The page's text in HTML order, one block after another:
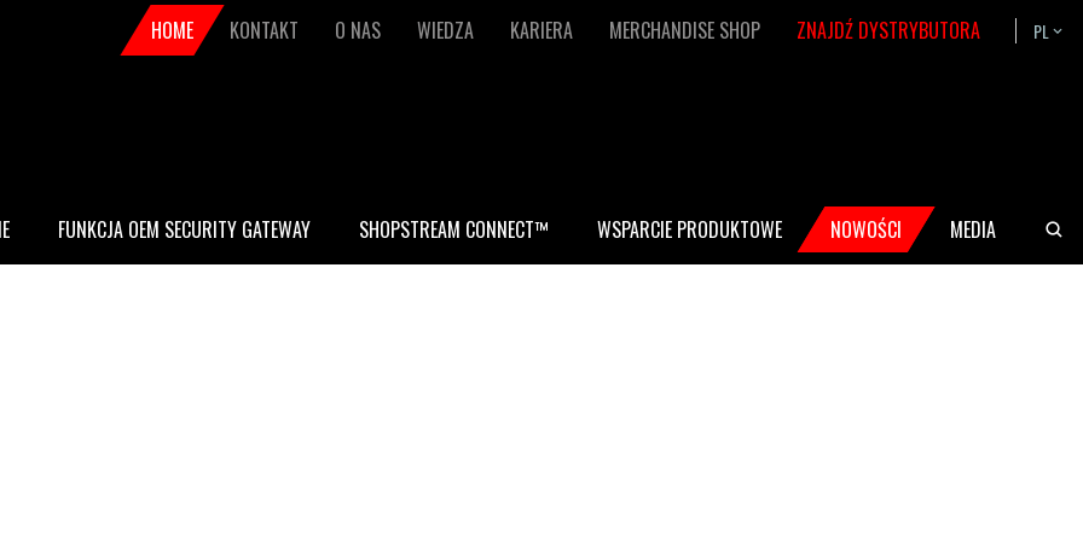
Secondary
HOME KONTAKT O NAS WIEDZA KARIERA MERCHANDISE SHOP ZNAJDŹ DYSTRYBUTORA PL
FUNKCJA OEM SECURITY GATEWAY SHOPSTREAM CONNECT™ WSPARCIE PRODUKTOWE NOWOŚCI MEDIA